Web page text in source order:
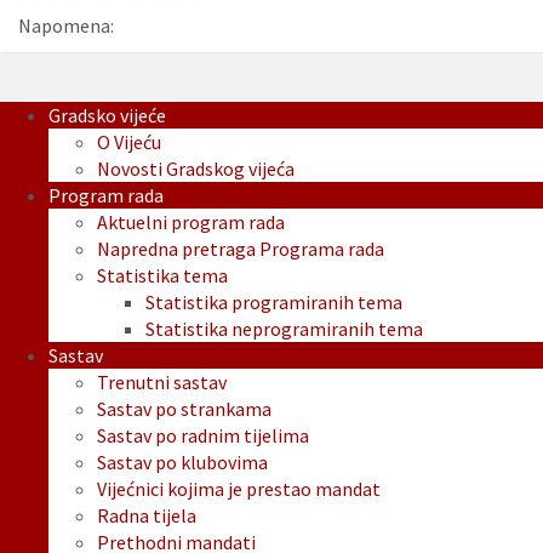
Napomena:
Gradsko vijeće
O Vijeću
Novosti Gradskog vijeća
Program rada
Aktuelni program rada
Napredna pretraga Programa rada
Statistika tema
Statistika programiranih tema
Statistika neprogramiranih tema
Sastav
Trenutni sastav
Sastav po strankama
Sastav po radnim tijelima
Sastav po klubovima
Vijećnici kojima je prestao mandat
Radna tijela
Prethodni mandati